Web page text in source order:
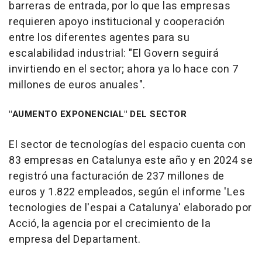
barreras de entrada, por lo que las empresas
requieren apoyo institucional y cooperación
entre los diferentes agentes para su
escalabilidad industrial: "El Govern seguirá
invirtiendo en el sector; ahora ya lo hace con 7
millones de euros anuales".
"AUMENTO EXPONENCIAL" DEL SECTOR
El sector de tecnologías del espacio cuenta con
83 empresas en Catalunya este año y en 2024 se
registró una facturación de 237 millones de
euros y 1.822 empleados, según el informe 'Les
tecnologies de l'espai a Catalunya' elaborado por
Acció, la agencia por el crecimiento de la
empresa del Departament.